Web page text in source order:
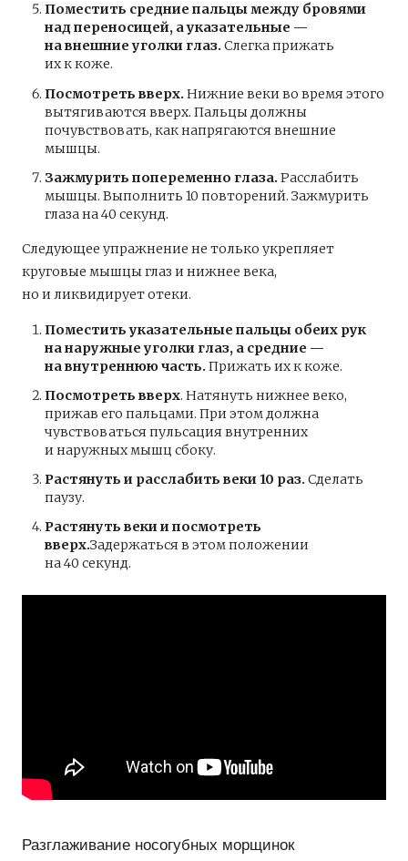
Поместить средние пальцы между бровями
над переносицей, а указательные —
на внешние уголки глаз.Слегка прижать
их к коже.
Посмотреть вверх.Нижние веки во время этого
вытягиваются вверх. Пальцы должны
почувствовать, как напрягаются внешние
мышцы.
Зажмурить попеременно глаза.Расслабить
мышцы. Выполнить 10 повторений. Зажмурить
глаза на 40 секунд.
Следующее упражнение не только укрепляет
круговые мышцы глаз и нижнее века,
но и ликвидирует отеки.
Поместить указательные пальцы обеих рук
на наружные уголки глаз, а средние —
на внутреннюю часть.Прижать их к коже.
Посмотреть вверх. Натянуть нижнее веко,
прижав его пальцами. При этом должна
чувствоваться пульсация внутренних
и наружных мышц сбоку.
Растянуть и расслабить веки 10 раз.Сделать
паузу.
Растянуть веки и посмотреть
вверх.Задержаться в этом положении
на 40 секунд.
Разглаживание носогубных морщинок